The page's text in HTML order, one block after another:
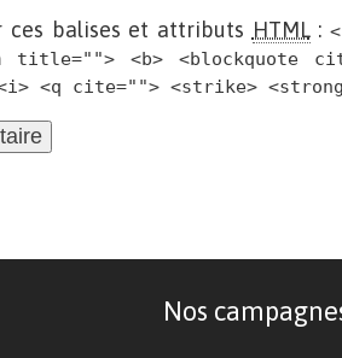
ces balises et attributs HTML:
title=""> <b> <blockquote
<i> <q cite=""> <strike>
Nos